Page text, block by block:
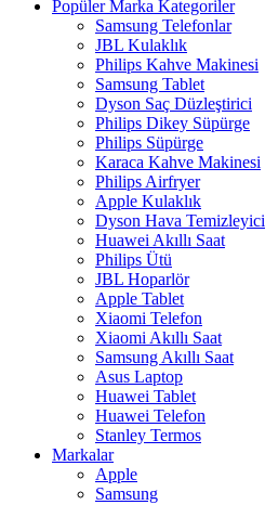
Popüler Marka Kategoriler
Samsung Telefonlar
JBL Kulaklık
Philips Kahve Makinesi
Samsung Tablet
Dyson Saç Düzleştirici
Philips Dikey Süpürge
Philips Süpürge
Karaca Kahve Makinesi
Philips Airfryer
Apple Kulaklık
Dyson Hava Temizleyici
Huawei Akıllı Saat
Philips Ütü
JBL Hoparlör
Apple Tablet
Xiaomi Telefon
Xiaomi Akıllı Saat
Samsung Akıllı Saat
Asus Laptop
Huawei Tablet
Huawei Telefon
Stanley Termos
Markalar
Apple
Samsung